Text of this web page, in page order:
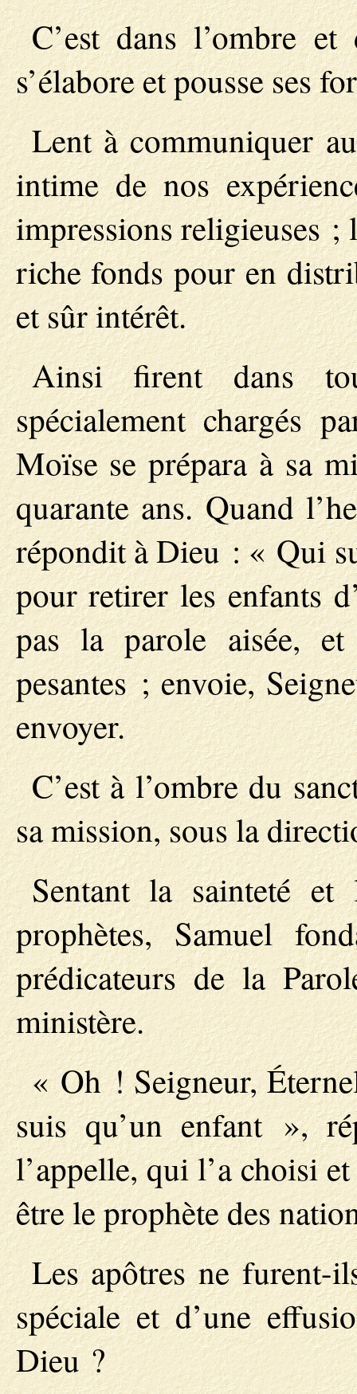
C’est dans l’ombre
s’élabore et pousse ses
Lent à communiquer
intime de nos
impressions religieuses ;
riche fonds pour en
et sûr intérêt.
Ainsi firent dans
spécialement chargés
Moïse se prépara à sa
quarante ans. Quand
répondit à Dieu : « Qui
pour retirer les enfants
pas la parole aisée,
pesantes ; envoie,
envoyer.
C’est à l’ombre du
sa mission, sous la
Sentant la sainteté
prophètes, Samuel
prédicateurs de la
ministère.
« Oh ! Seigneur,
suis qu’un enfant »,
l’appelle, qui l’a choisi
être le prophète des
Les apôtres ne furent-
spéciale et d’une
Dieu ?